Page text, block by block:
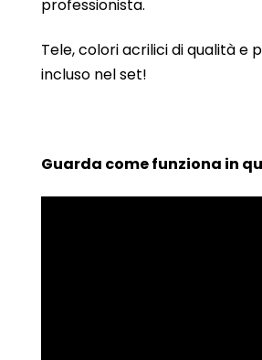
professionista.
Tele, colori acrilici di qualità e
incluso nel set!
Guarda come funziona in